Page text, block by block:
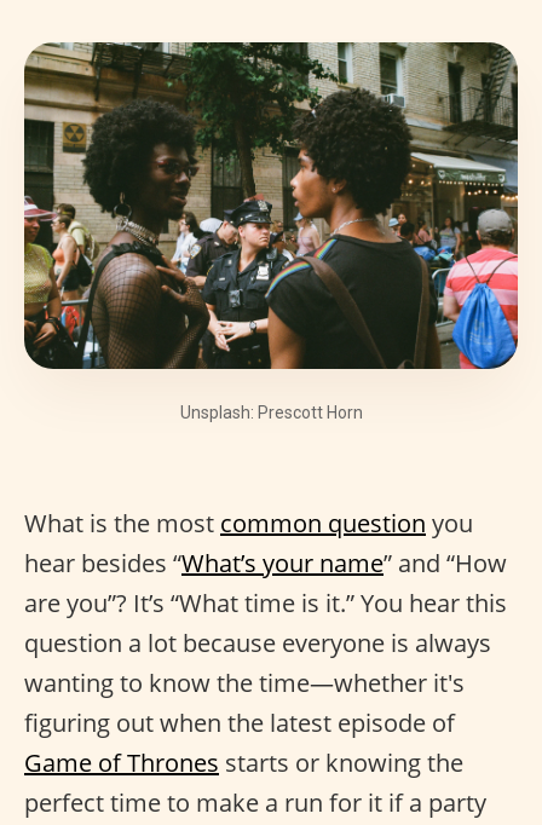
Unsplash: Prescott Horn
What is the most common question you
hear besides “What’s your name” and “How
are you”? It’s “What time is it.” You hear this
question a lot because everyone is always
wanting to know the time—whether it's
figuring out when the latest episode of
Game of Thrones starts or knowing the
perfect time to make a run for it if a party